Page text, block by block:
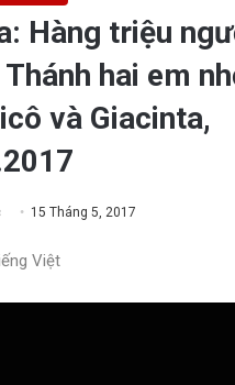
Hàng triệu
hai em
và Giacinta,
15 Tháng 5, 2017
Việt